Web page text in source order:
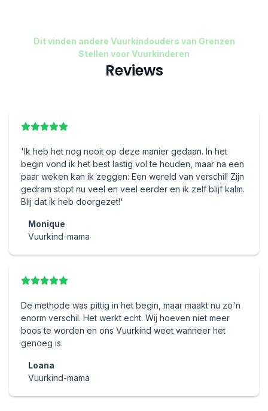
Dit vinden andere Vuurkindouders van Grenzen
Stellen voor Vuurkinderen
Reviews
'Ik heb het nog nooit op deze manier gedaan. In het
begin vond ik het best lastig vol te houden, maar na een
paar weken kan ik zeggen: Een wereld van verschil! Zijn
gedram stopt nu veel en veel eerder en ik zelf blijf kalm.
Blij dat ik heb doorgezet!'
Monique
Vuurkind-mama
De methode was pittig in het begin, maar maakt nu zo'n
enorm verschil. Het werkt echt. Wij hoeven niet meer
boos te worden en ons Vuurkind weet wanneer het
genoeg is.
Loana
Vuurkind-mama